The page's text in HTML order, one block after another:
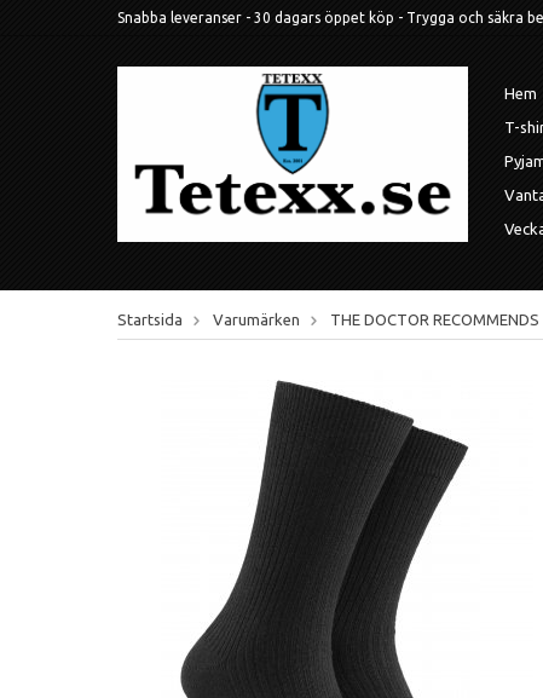
Snabba leveranser - 30 dagars öppet köp - Trygga och säkra
Hem
T-
Startsida Varumärken THE DOCTOR RECOMMENDS